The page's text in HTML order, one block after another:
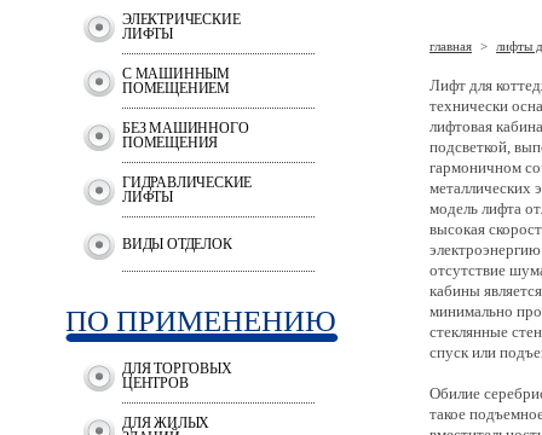
ЭЛЕКТРИЧЕСКИЕ
ЛИФТЫ
С МАШИННЫМ
ПОМЕЩЕНИЕМ
БЕЗ МАШИННОГО
ПОМЕЩЕНИЯ
ГИДРАВЛИЧЕСКИЕ
ЛИФТЫ
ВИДЫ ОТДЕЛОК
ПО ПРИМЕНЕНИЮ
ДЛЯ ТОРГОВЫХ
ЦЕНТРОВ
ДЛЯ ЖИЛЫХ
главная > лифты
Лифт для
технически
лифтовая
подсветкой,
гармоничном
металлических
модель лифта
высокая
отсутствие
кабины
минимально
стеклянные
спуск или
Обилие
такое